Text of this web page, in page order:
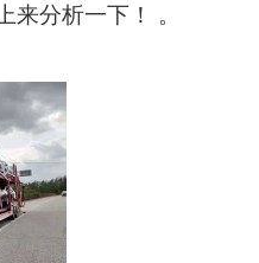
来分析一下！ 。